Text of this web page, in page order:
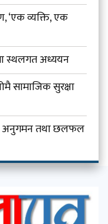
‘एक व्यक्ति, एक
स्थलगत अध्ययन
सामाजिक सुरक्षा
अनुगमन तथा छलफल